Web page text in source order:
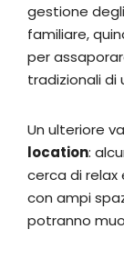
gestione
familiare,
per
tradizionali di
Un ulteriore
location:
cerca di
con ampi
potranno